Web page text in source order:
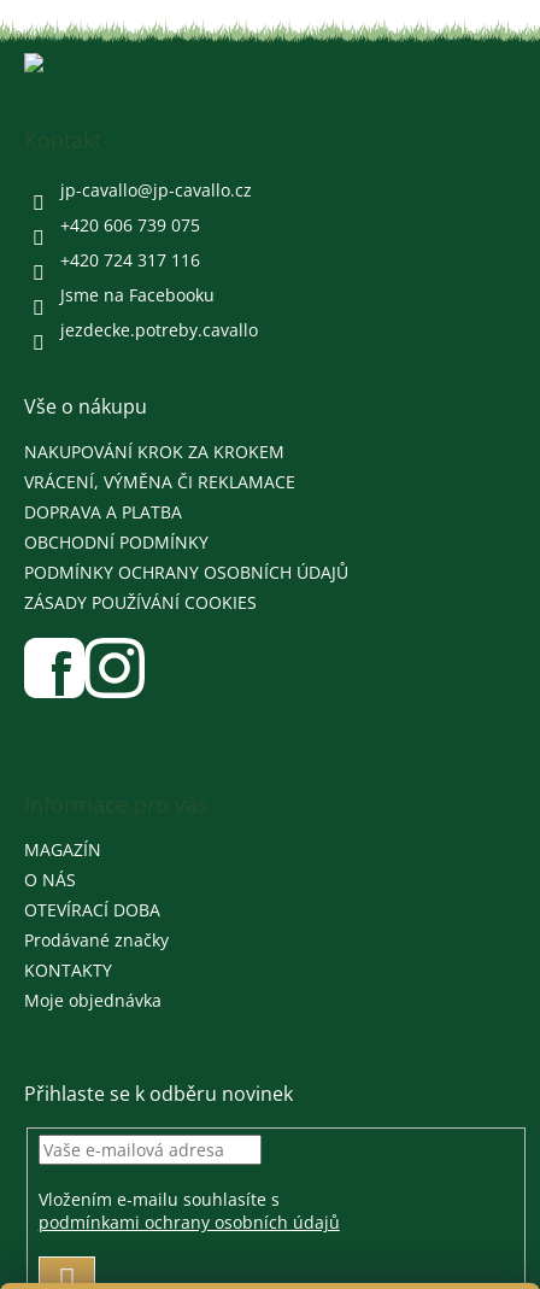
jp-cavallo@jp-cavallo.cz
+420 606 739 075
+420 724 317 116
Jsme na Facebooku
jezdecke.potreby.cavallo
Vše o nákupu
NAKUPOVÁNÍ KROK ZA KROKEM
VRÁCENÍ, VÝMĚNA ČI REKLAMACE
DOPRAVA A PLATBA
OBCHODNÍ PODMÍNKY
PODMÍNKY OCHRANY OSOBNÍCH ÚDAJŮ
ZÁSADY POUŽÍVÁNÍ COOKIES
MAGAZÍN
O NÁS
OTEVÍRACÍ DOBA
Prodávané značky
KONTAKTY
Moje objednávka
Přihlaste se k odběru novinek
Vložením e-mailu souhlasíte s
podmínkami ochrany osobních údajů
PŘIHLÁSIT